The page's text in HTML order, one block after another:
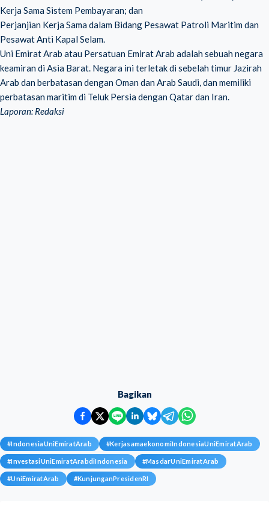
Kerja Sama Sistem Pembayaran; dan
Perjanjian Kerja Sama dalam Bidang Pesawat Patroli Maritim dan
Pesawat Anti Kapal Selam.
Uni Emirat Arab atau Persatuan Emirat Arab adalah sebuah negara
keamiran di Asia Barat. Negara ini terletak di sebelah timur Jazirah
Arab dan berbatasan dengan Oman dan Arab Saudi, dan memiliki
perbatasan maritim di Teluk Persia dengan Qatar dan Iran.
Laporan: Redaksi
Bagikan
#IndonesiaUniEmiratArab #KerjasamaekonomiIndonesiaUniEmiratArab
#InvestasiUniEmiratArabdiIndonesia #MasdarUniEmiratArab
#UniEmiratArab #KunjunganPresidenRI